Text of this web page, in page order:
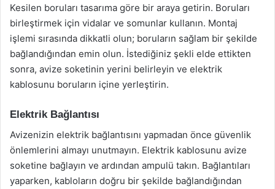
Kesilen boruları tasarıma göre bir araya getirin. Boruları
birleştirmek için vidalar ve somunlar kullanın. Montaj
işlemi sırasında dikkatli olun; boruların sağlam bir şekilde
bağlandığından emin olun. İstediğiniz şekli elde ettikten
sonra, avize soketinin yerini belirleyin ve elektrik
kablosunu boruların içine yerleştirin.
Elektrik Bağlantısı
Avizenizin elektrik bağlantısını yapmadan önce güvenlik
önlemlerini almayı unutmayın. Elektrik kablosunu avize
soketine bağlayın ve ardından ampulü takın. Bağlantıları
yaparken, kabloların doğru bir şekilde bağlandığından